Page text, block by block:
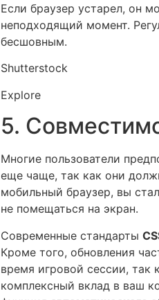
Если браузер устарел, он
неподходящий момент.
бесшовным.
Shutterstock
Explore
5.
Многие пользователи
еще чаще, так как они
мобильный браузер, вы
не помещаться на экран.
Современные стандарты
Кроме того, обновления
время игровой сессии, так
комплексный вклад в ваш